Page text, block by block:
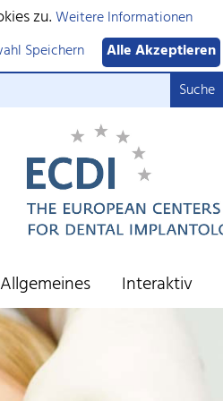
zu.Weitere Informationen
Speichern
Alle Akzeptieren
Allgemeines Interaktiv